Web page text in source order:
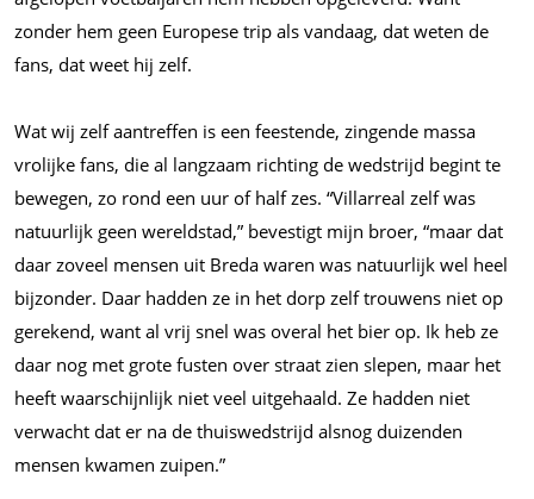
zonder hem geen Europese trip als vandaag, dat weten de
fans, dat weet hij zelf.
Wat wij zelf aantreffen is een feestende, zingende massa
vrolijke fans, die al langzaam richting de wedstrijd begint te
bewegen, zo rond een uur of half zes. “Villarreal zelf was
natuurlijk geen wereldstad,” bevestigt mijn broer, “maar dat
daar zoveel mensen uit Breda waren was natuurlijk wel heel
bijzonder. Daar hadden ze in het dorp zelf trouwens niet op
gerekend, want al vrij snel was overal het bier op. Ik heb ze
daar nog met grote fusten over straat zien slepen, maar het
heeft waarschijnlijk niet veel uitgehaald. Ze hadden niet
verwacht dat er na de thuiswedstrijd alsnog duizenden
mensen kwamen zuipen.”